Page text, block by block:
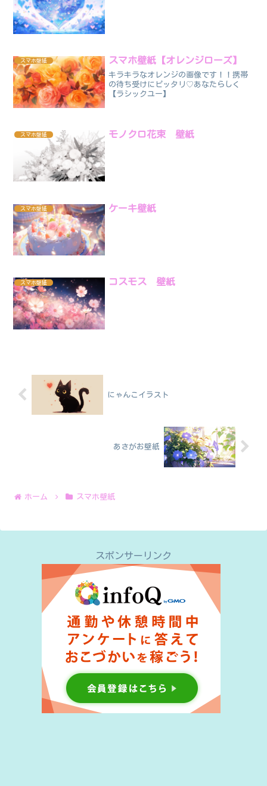
スマホ壁紙 スマホ壁紙【オレンジローズ】
キラキラなオレンジの画像です！！携帯
の待ち受けにピッタリ♡あなたらしく
【ラシックユー】
スマホ壁紙 モノクロ花束 壁紙
スマホ壁紙 ケーキ壁紙
スマホ壁紙 コスモス 壁紙
にゃんこイラスト
あさがお壁紙
ホーム スマホ壁紙
スポンサーリンク